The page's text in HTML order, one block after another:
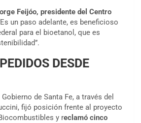
Feijóo, presidente del Centro
un paso adelante, es beneficioso
para el bioetanol, que es
DESDE
de Santa Fe, a través del
fijó posición frente al proyecto
y reclamó cinco